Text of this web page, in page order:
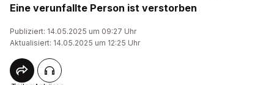
Eine verunfallte Person ist verstorben
Publiziert: 14.05.2025 um 09:27 Uhr
Aktualisiert: 14.05.2025 um 12:25 Uhr